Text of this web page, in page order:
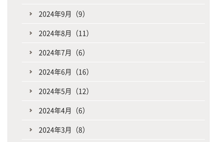
2024年9月（9）
2024年8月（11）
2024年7月（6）
2024年6月（16）
2024年5月（12）
2024年4月（6）
2024年3月（8）